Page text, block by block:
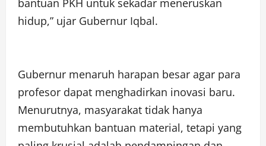
hidup,” ujar Gubernur Iqbal.
Gubernur menaruh harapan besar agar para
profesor dapat menghadirkan inovasi baru.
Menurutnya, masyarakat tidak hanya
membutuhkan bantuan material, tetapi yang